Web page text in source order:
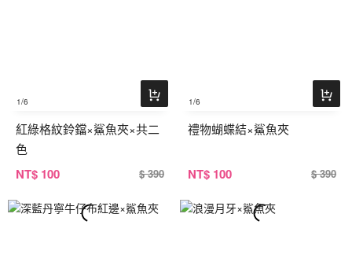
1/6
紅綠格紋鈴鐺×鯊魚夾×共二
色
NT$ 100 $ 390
1/6
禮物蝴蝶結×鯊魚夾
NT$ 100 $ 390